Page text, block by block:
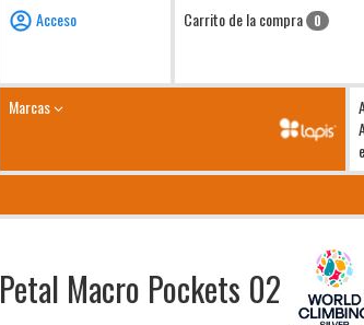
Acceso Carrito de la compra 0
Marcas
Petal Macro Pockets 02